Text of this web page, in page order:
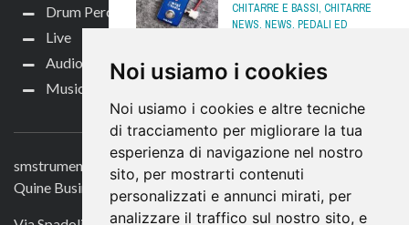
Noi usiamo i cookies
Noi usiamo i cookies e altre tecniche
di tracciamento per migliorare la tua
esperienza di navigazione nel nostro
sito, per mostrarti contenuti
personalizzati e annunci mirati, per
analizzare il traffico sul nostro sito, e
CHITARRE E BASSI, CHITARRE
NEWS, NEWS, PEDALI ED
VSL: TUTTE LE LIBRERIE
SCONTATE!
NEWS
PIANOFORTI E
ARRANGER,SOFTWARE
PIANO
15 NOVEMBRE 2025
Drum Perc
Live
Audio per video
Music Life
CONTATTACI
smstrumentimusicali.it
Quine Business Publisher